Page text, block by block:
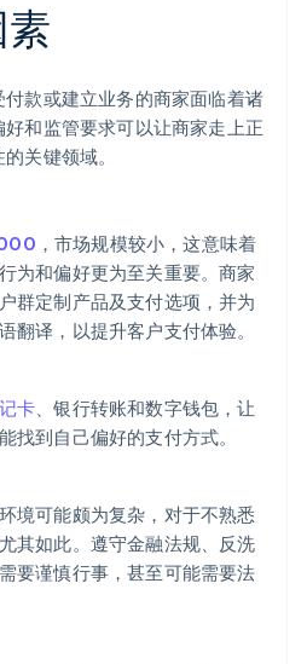
款或建立业务的商家面临着诸
和监管要求可以让商家走上正
关键领域。
，市场规模较小，这意味着
为和偏好更为至关重要。商家
群定制产品及支付选项，并为
翻译，以提升客户支付体验。
卡、银行转账和数字钱包，让
找到自己偏好的支付方式。
境可能颇为复杂，对于不熟悉
其如此。遵守金融法规、反洗
要谨慎行事，甚至可能需要法